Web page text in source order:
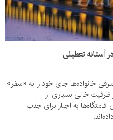
آستانه تعطیلی
خانواده‌ها جای خود را به «سفر»
خالی بسیاری از
به اجبار برای جذب